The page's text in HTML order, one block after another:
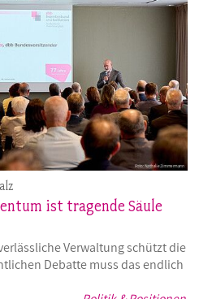
ist tragende Säule
Verwaltung schützt die
Debatte muss das endlich